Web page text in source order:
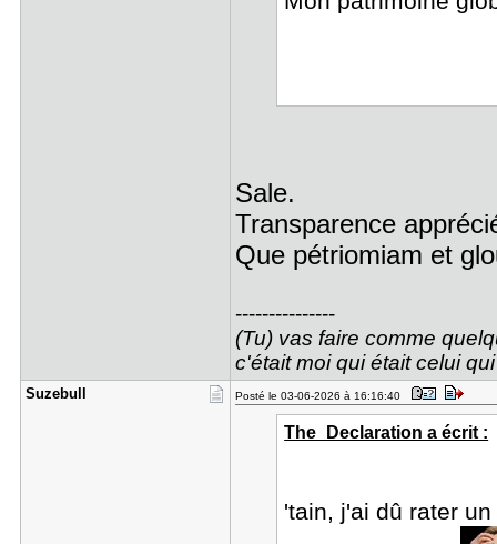
Sale.
Transparence
Que pétriomiam et
---------------
(Tu) vas faire comme
c'était moi qui était celui
Suzebull Posté le 03-06-2026 à 16:16:40
The_Declaration a écrit :
'tain, j'ai dû rater